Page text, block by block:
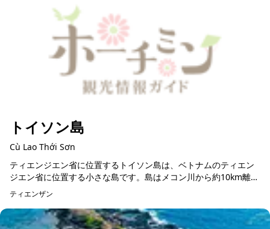
トイソン島
Cù Lao Thới Sơn
ティエンジエン省に位置するトイソン島は、ベトナムのティエン
ジエン省に位置する小さな島です。島はメコン川から約10km離れ
ており、静かで美しい観光地として知られています。 トイソン島
は、魅力...
ティエンザン